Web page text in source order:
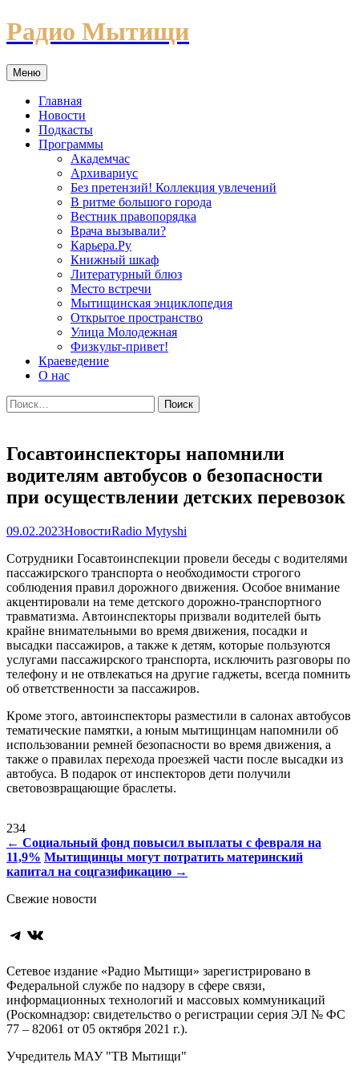
Перейти
к
Радио Мытищи
Меню
Главная
Новости
Подкасты
Программы
Академчас
Архивариус
Без претензий! Коллекция увлечений
В ритме большого города
Вестник правопорядка
Врача вызывали?
Карьера.Ру
Книжный шкаф
Литературный блюз
Место встречи
Мытищинская энциклопедия
Открытое пространство
Улица Молодежная
Физкульт-привет!
Краеведение
О нас
Найти:
Госавтоинспекторы напомнили
водителям автобусов о безопасности
при осуществлении детских перевозок
09.02.2023НовостиRadio Mytyshi
Сотрудники Госавтоинспекции провели беседы с водителями
пассажирского транспорта о необходимости строгого
соблюдения правил дорожного движения. Особое внимание
акцентировали на теме детского дорожно-транспортного
травматизма. Автоинспекторы призвали водителей быть
крайне внимательными во время движения, посадки и
высадки пассажиров, а также к детям, которые пользуются
услугами пассажирского транспорта, исключить разговоры по
телефону и не отвлекаться на другие гаджеты, всегда помнить
об ответственности за пассажиров.
Кроме этого, автоинспекторы разместили в салонах автобусов
тематические памятки, а юным мытищинцам напомнили об
использовании ремней безопасности во время движения, а
также о правилах перехода проезжей части после высадки из
автобуса. В подарок от инспекторов дети получили
световозвращающие браслеты.
234
Навигация
по
← Социальный фонд повысил выплаты с февраля на
11,9% Мытищинцы могут потратить материнский
капитал на соцгазификацию →
Свежие новости
Telegram
ВКонтакте
Сетевое издание «Радио Мытищи» зарегистрировано в
Федеральной службе по надзору в сфере связи,
информационных технологий и массовых коммуникаций
(Роскомнадзор: свидетельство о регистрации серия ЭЛ № ФС
77 – 82061 от 05 октября 2021 г.).
Учредитель МАУ "ТВ Мытищи"